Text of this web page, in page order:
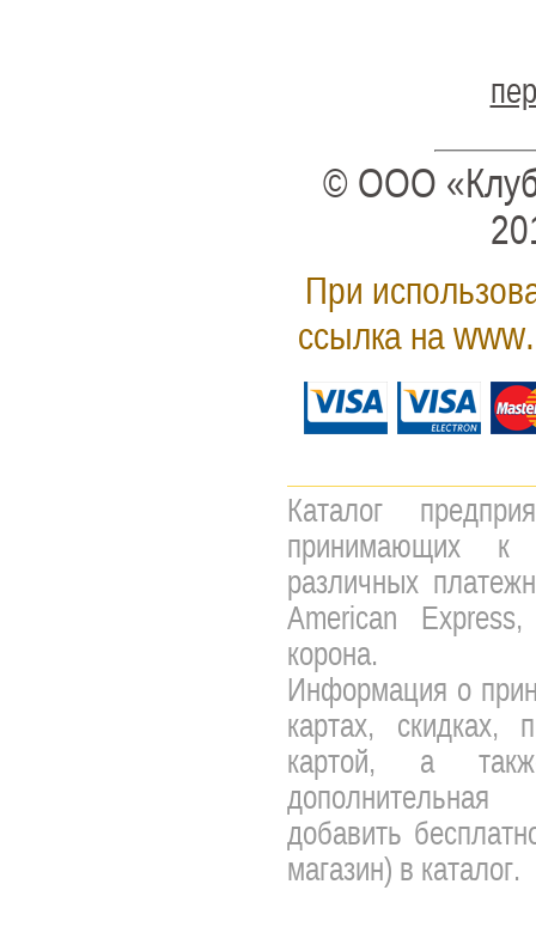
© ООО
При
ссылка на
Каталог
принимающих к
различных
American
корона.
Информация о
картах, скидках,
картой, а
добавить
магазин) в каталог.